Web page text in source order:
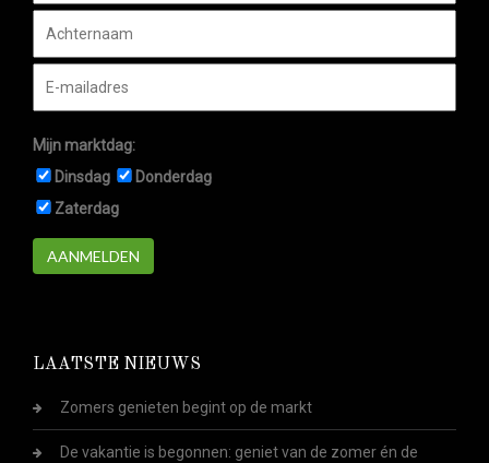
Mijn marktdag:
Dinsdag
Donderdag
Zaterdag
AANMELDEN
LAATSTE NIEUWS
Zomers genieten begint op de markt
De vakantie is begonnen: geniet van de zomer én de